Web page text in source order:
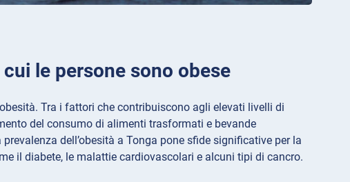
le persone sono obese
Tra i fattori che contribuiscono agli elevati livelli di
del consumo di alimenti trasformati e bevande
dell’obesità a Tonga pone sfide significative per la
il diabete, le malattie cardiovascolari e alcuni tipi di cancro.